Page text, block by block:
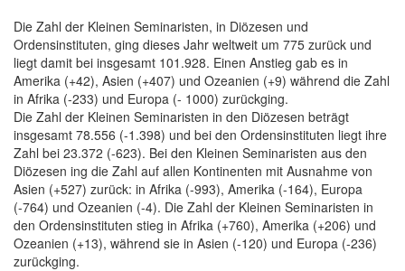
Die Zahl der Kleinen Seminaristen, in Diözesen und
Ordensinstituten, ging dieses Jahr weltweit um 775 zurück und
liegt damit bei insgesamt 101.928. Einen Anstieg gab es in
Amerika (+42), Asien (+407) und Ozeanien (+9) während die Zahl
in Afrika (-233) und Europa (- 1000) zurückging.
Die Zahl der Kleinen Seminaristen in den Diözesen beträgt
insgesamt 78.556 (-1.398) und bei den Ordensinstituten liegt ihre
Zahl bei 23.372 (-623). Bei den Kleinen Seminaristen aus den
Diözesen ing die Zahl auf allen Kontinenten mit Ausnahme von
Asien (+527) zurück: in Afrika (-993), Amerika (-164), Europa
(-764) und Ozeanien (-4). Die Zahl der Kleinen Seminaristen in
den Ordensinstituten stieg in Afrika (+760), Amerika (+206) und
Ozeanien (+13), während sie in Asien (-120) und Europa (-236)
zurückging.